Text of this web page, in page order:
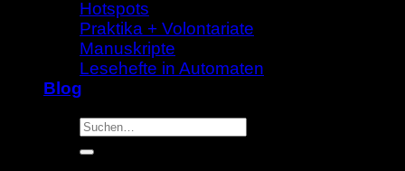
Hotspots
Praktika + Volontariate
Manuskripte
Lesehefte in Automaten
Blog
Suche